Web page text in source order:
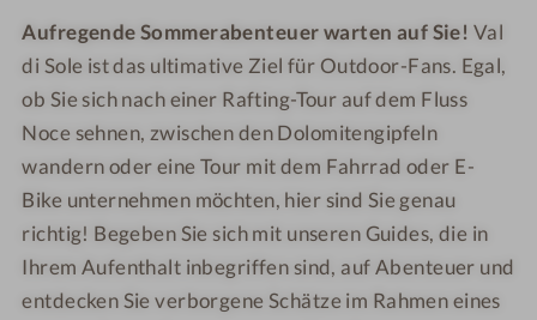
Aufregende Sommerabenteuer warten auf Sie! Val
di Sole ist das ultimative Ziel für Outdoor-Fans. Egal,
ob Sie sich nach einer Rafting-Tour auf dem Fluss
Noce sehnen, zwischen den Dolomitengipfeln
wandern oder eine Tour mit dem Fahrrad oder E-
Bike unternehmen möchten, hier sind Sie genau
richtig! Begeben Sie sich mit unseren Guides, die in
Ihrem Aufenthalt inbegriffen sind, auf Abenteuer und
entdecken Sie verborgene Schätze im Rahmen eines